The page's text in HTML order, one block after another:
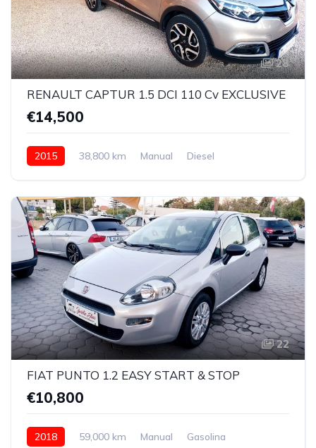
28
RENAULT CAPTUR 1.5 DCI 110 Cv EXCLUSIVE
€14,500
2015 38,800 km Manual
Diesel
22
FIAT PUNTO 1.2 EASY START & STOP
€10,800
2018 59,000 km Manual
Gasolina